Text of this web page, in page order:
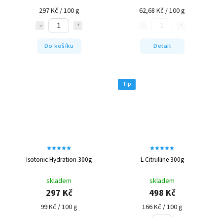
297 Kč / 100 g
Do košíku
62,68 Kč / 100 g
Detail
Isotonic Hydration 300g
skladem
297 Kč
99 Kč / 100 g
Tip
L-Citrulline 300g
skladem
498 Kč
166 Kč / 100 g